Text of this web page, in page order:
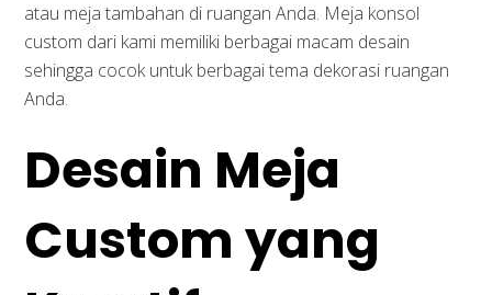
atau meja tambahan di ruangan Anda. Meja konsol
custom dari kami memiliki berbagai macam desain
sehingga cocok untuk berbagai tema dekorasi ruangan
Anda.
Desain Meja
Custom yang